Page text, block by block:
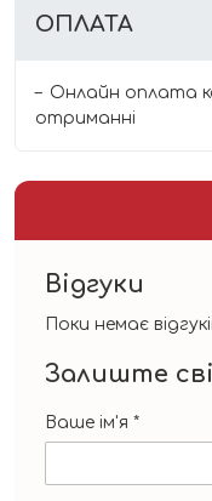
ОПЛАТА
Онлайн оплата
отриманні
Відгуки
Поки немає
Залиште
Ваше ім'я *